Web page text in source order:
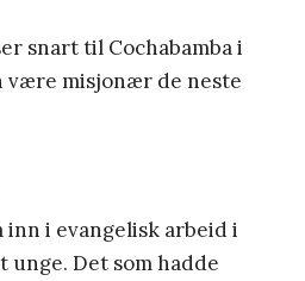
snart til Cochabamba i
være misjonær de neste
inn i evangelisk arbeid i
unge. Det som hadde